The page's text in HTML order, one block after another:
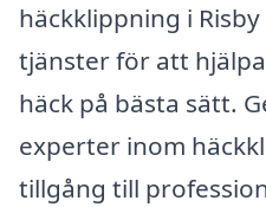
häckklippning i
tjänster för att
häck på bästa sätt.
experter inom
tillgång till